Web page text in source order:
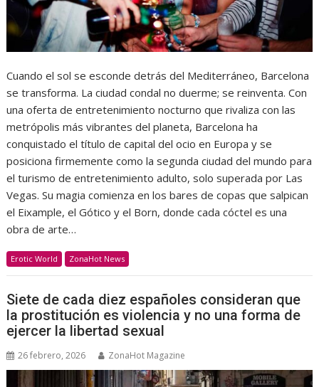
Cuando el sol se esconde detrás del Mediterráneo, Barcelona
se transforma. La ciudad condal no duerme; se reinventa. Con
una oferta de entretenimiento nocturno que rivaliza con las
metrópolis más vibrantes del planeta, Barcelona ha
conquistado el título de capital del ocio en Europa y se
posiciona firmemente como la segunda ciudad del mundo para
el turismo de entretenimiento adulto, solo superada por Las
Vegas. Su magia comienza en los bares de copas que salpican
el Eixample, el Gótico y el Born, donde cada cóctel es una
obra de arte…
Erotic World ZonaHot News
Siete de cada diez españoles consideran que
la prostitución es violencia y no una forma de
ejercer la libertad sexual
26 febrero, 2026 ZonaHot Magazine